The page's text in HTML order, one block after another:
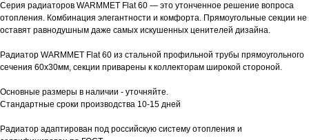
Серия радиаторов WARMMET Flat 60 — это утонченное решение вопроса
отопления. Комбинация элегантности и комфорта. Прямоугольные секции не
оставят равнодушным даже самых искушенных ценителей дизайна.
Радиатор WARMMET Flat 60 из стальной профильной трубы прямоугольного
сечения 60х30мм, секции приварены к коллекторам широкой стороной.
Основные размеры в наличии - уточняйте.
Стандартные сроки производства 10-15 дней
Радиатор адаптирован под российскую систему отопления и